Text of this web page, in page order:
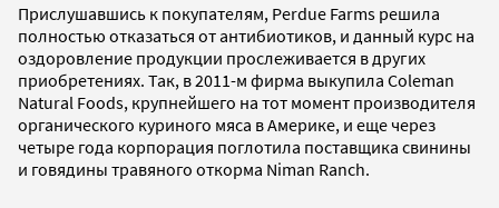
Прислушавшись к покупателям, Perdue Farms решила
полностью отказаться от антибиотиков, и данный курс на
оздоровление продукции прослеживается в других
приобретениях. Так, в 2011-м фирма выкупила Coleman
Natural Foods, крупнейшего на тот момент производителя
органического куриного мяса в Америке, и еще через
четыре года корпорация поглотила поставщика свинины
и говядины травяного откорма Niman Ranch.